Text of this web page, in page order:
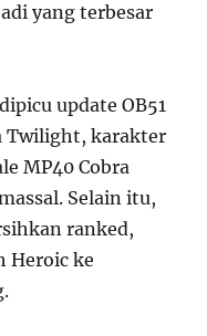
yang terbesar
update OB51
Twilight, karakter
MP40 Cobra
Selain itu,
ranked,
Heroic ke